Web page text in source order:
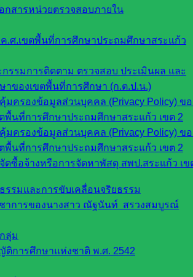
กสารหน่วยตรวจสอบภายใน
ค.ศ.เขตพื้นที่การศึกษาประถมศึกษาสระแก้ว
รรมการติดตาม ตรวจสอบ ประเมินผล และ
าของเขตพื้นที่การศึกษา (ก.ต.ป.น.)
มครองข้อมูลส่วนบุคคล (Privacy Policy) ข
พื้นที่การศึกษาประถมศึกษาสระแก้ว เขต 2
มครองข้อมูลส่วนบุคคล (Privacy Policy) ข
พื้นที่การศึกษาประถมศึกษาสระแก้ว เขต 2
ดซื้อจ้างหรือการจัดหาพัสดุ สพป.สระแก้ว เข
รรมและการขับเคลื่อนจริยธรรม
าการของนางสาว ณัฐนันท์ สรวงสมบูรณ์
ลุ่ม
การศึกษาแห่งชาติ พ.ศ. 2542